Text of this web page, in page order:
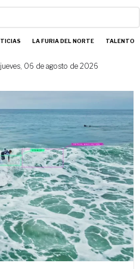
LA FURIA DEL NORTE TALENTO
jueves, 06 de agosto de 2026